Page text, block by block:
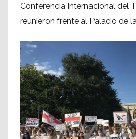
Conferencia Internacional del
reunieron frente al Palacio de